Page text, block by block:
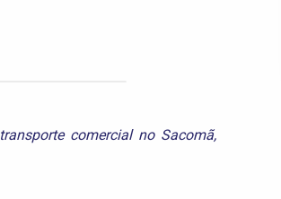
transporte comercial no Sacomã,